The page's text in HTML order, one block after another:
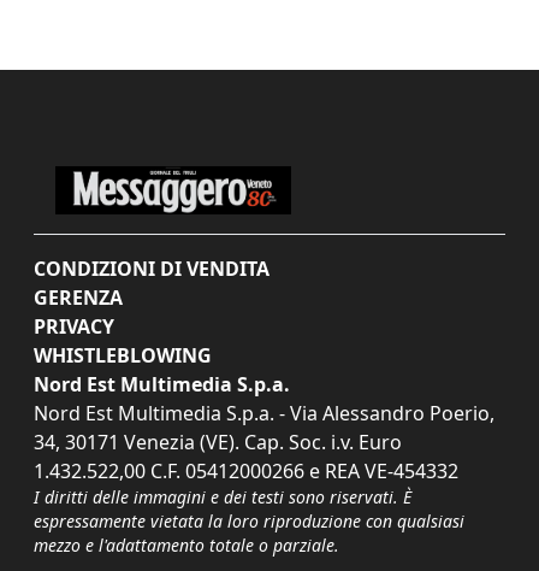
CONDIZIONI DI VENDITA
GERENZA
PRIVACY
WHISTLEBLOWING
Nord Est Multimedia S.p.a.
Nord Est Multimedia S.p.a. - Via Alessandro Poerio,
34, 30171 Venezia (VE). Cap. Soc. i.v. Euro
1.432.522,00 C.F. 05412000266 e REA VE-454332
I diritti delle immagini e dei testi sono riservati. È
espressamente vietata la loro riproduzione con qualsiasi
mezzo e l'adattamento totale o parziale.